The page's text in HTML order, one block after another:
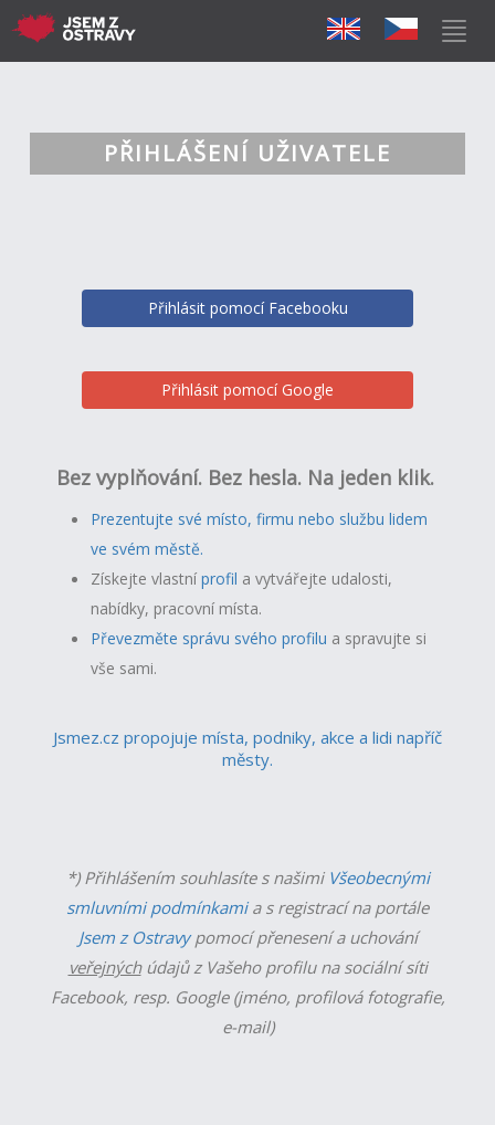
PŘIHLÁŠENÍ UŽIVATELE
Přihlásit pomocí Facebooku
Přihlásit pomocí Google
Bez vyplňování. Bez hesla. Na jeden klik.
Prezentujte své místo, firmu nebo službu lidem
ve svém městě.
Získejte vlastníprofil a vytvářejte udalosti,
nabídky, pracovní místa.
Převezměte správu svého profilu a spravujte si
vše sami.
Jsmez.cz propojuje místa, podniky, akce a lidi napříč
městy.
*) Přihlášením souhlasíte s našimi Všeobecnými
smluvními podmínkamia s registrací na portále
Jsem z Ostravypomocí přenesení a uchování
veřejnýchúdajů z Vašeho profilu na sociální síti
Facebook, resp. Google (jméno, profilová fotografie,
e-mail)